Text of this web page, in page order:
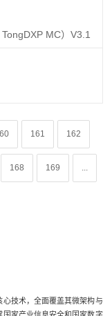
MC）V3.1
161 162
168 169
技术，全面覆盖其微架构与